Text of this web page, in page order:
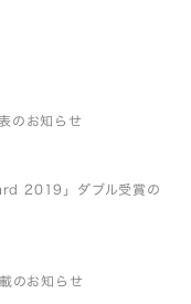
のお知らせ
2019」ダブル受賞の
のお知らせ